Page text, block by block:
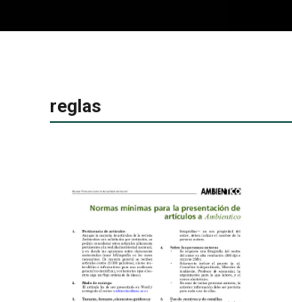
reglas